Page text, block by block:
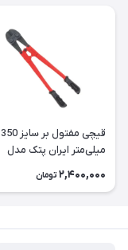
قیچی مفتول بر سایز 350
میلی‌متر ایران پتک مدل
2,400,000 تومان